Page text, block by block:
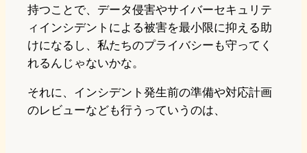
持つことで、データ侵害やサイバーセキュリテ
ィインシデントによる被害を最小限に抑える助
けになるし、私たちのプライバシーも守ってく
れるんじゃないかな。
それに、インシデント発生前の準備や対応計画
のレビューなども行うっていうのは、